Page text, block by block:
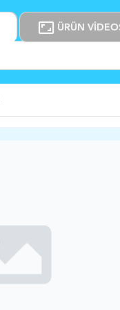
aspect_ratio ÜRÜN